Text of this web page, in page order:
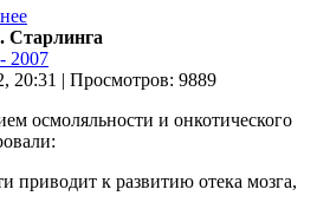
Старлинга
2007
20:31 | Просмотров: 9889
осмоляльности и онкотического
приводит к развитию отека мозга,